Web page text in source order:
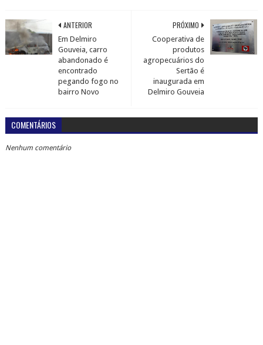
PRÓXIMO
Cooperativa de
produtos
agropecuários do
Sertão é
inaugurada em
Delmiro Gouveia
ANTERIOR
Em Delmiro
Gouveia, carro
abandonado é
encontrado
pegando fogo no
bairro Novo
COMENTÁRIOS
Nenhum comentário